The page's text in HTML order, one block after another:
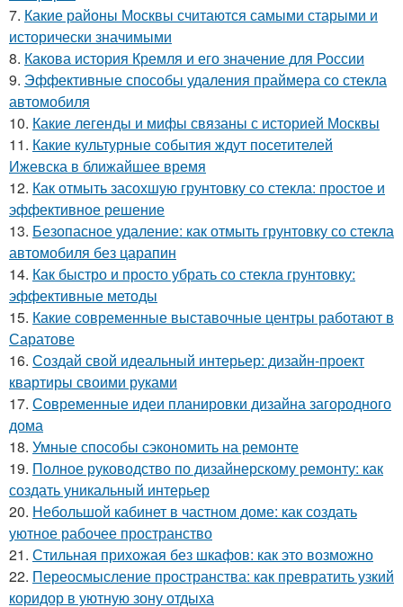
7. Какие районы Москвы считаются самыми старыми и
исторически значимыми
8. Какова история Кремля и его значение для России
9. Эффективные способы удаления праймера со стекла
автомобиля
10. Какие легенды и мифы связаны с историей Москвы
11. Какие культурные события ждут посетителей
Ижевска в ближайшее время
12. Как отмыть засохшую грунтовку со стекла: простое и
эффективное решение
13. Безопасное удаление: как отмыть грунтовку со стекла
автомобиля без царапин
14. Как быстро и просто убрать со стекла грунтовку:
эффективные методы
15. Какие современные выставочные центры работают в
Саратове
16. Создай свой идеальный интерьер: дизайн-проект
квартиры своими руками
17. Современные идеи планировки дизайна загородного
дома
18. Умные способы сэкономить на ремонте
19. Полное руководство по дизайнерскому ремонту: как
создать уникальный интерьер
20. Небольшой кабинет в частном доме: как создать
уютное рабочее пространство
21. Стильная прихожая без шкафов: как это возможно
22. Переосмысление пространства: как превратить узкий
коридор в уютную зону отдыха